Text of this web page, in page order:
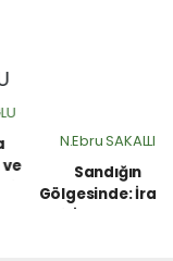
N.Ebru SAKALLI
Sandığın
Gölgesinde: İrade
mi, İllüzyon mu?